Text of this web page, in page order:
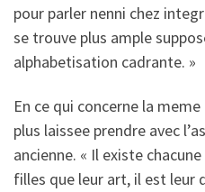
pour parler nenni chez
se trouve plus ample
alphabetisation cadrante. »
En ce qui concerne la
plus laissee prendre avec
ancienne. « Il existe
filles que leur art, il est leur